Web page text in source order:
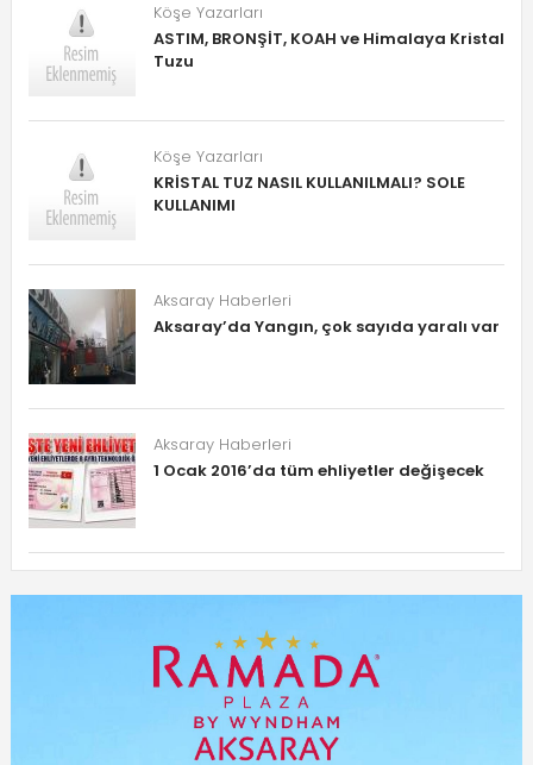
Köşe Yazarları
ASTIM, BRONŞİT, KOAH ve Himalaya Kristal
Tuzu
Köşe Yazarları
KRİSTAL TUZ NASIL KULLANILMALI? SOLE
KULLANIMI
Aksaray Haberleri
Aksaray’da Yangın, çok sayıda yaralı var
Aksaray Haberleri
1 Ocak 2016’da tüm ehliyetler değişecek